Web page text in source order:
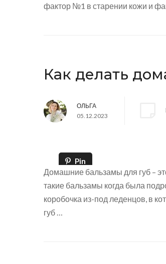
фактор №1 в старении кожи и
Как делать
ОЛЬГА
05.12.2023
Pin
Домашние бальзамы для губ –
такие бальзамы когда была
коробочка из-под леденцов, в
губ …